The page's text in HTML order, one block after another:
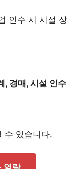
인수 시 시설 상
, 경매, 시설 인수
수 있습니다.